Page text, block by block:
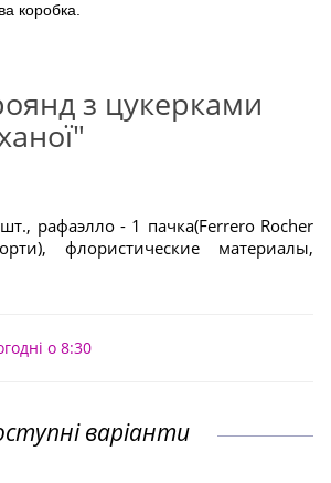
коробка.
з цукерками
рафаэлло - 1 пачка(Ferrero Rocher
флористические материалы,
о 8:30
варіанти